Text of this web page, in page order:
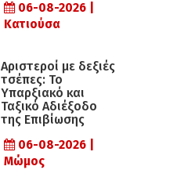
06-08-2026 |
Κατιούσα
Αριστεροί με δεξιές
τσέπες: Το
Υπαρξιακό και
Ταξικό Αδιέξοδο
της Επιβίωσης
06-08-2026 |
Μώμος